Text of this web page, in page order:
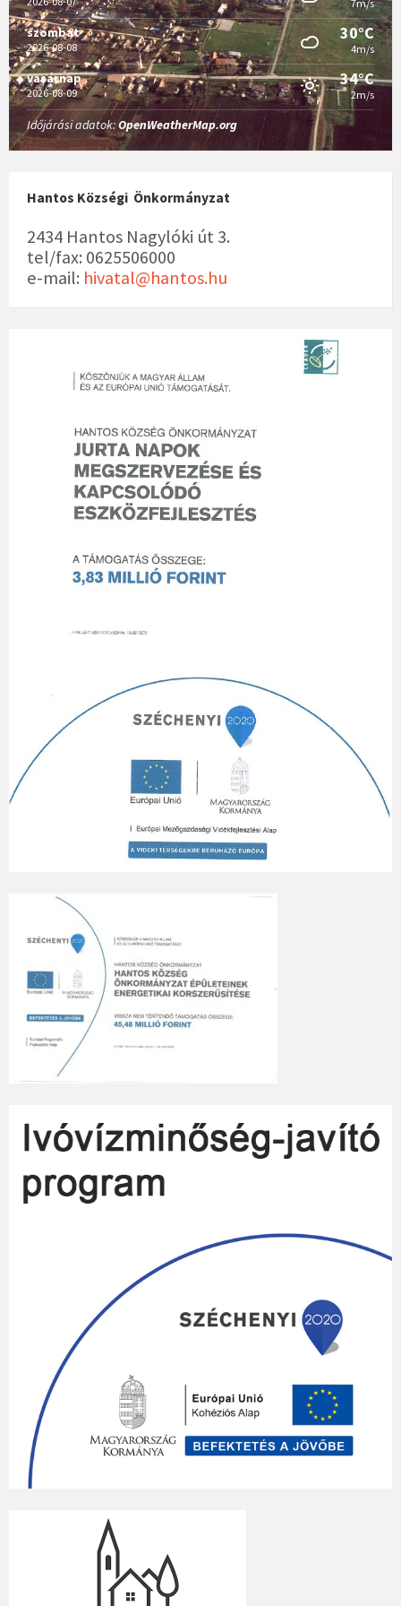
7m/s
szombat
2026-08-08
30°C
4m/s
vasárnap
2026-08-09
34°C
2m/s
Időjárási adatok:OpenWeatherMap.org
Hantos Községi Önkormányzat
2434 Hantos Nagylóki út 3.
tel/fax: 0625506000
e-mail: hivatal@hantos.hu